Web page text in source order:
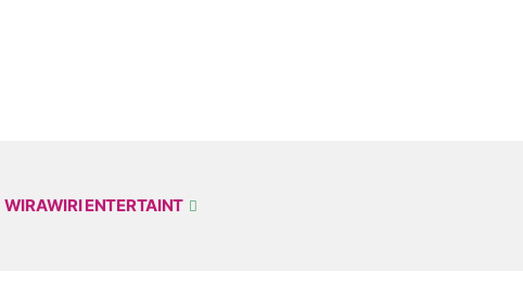
WIRAWIRI ENTERTAINT